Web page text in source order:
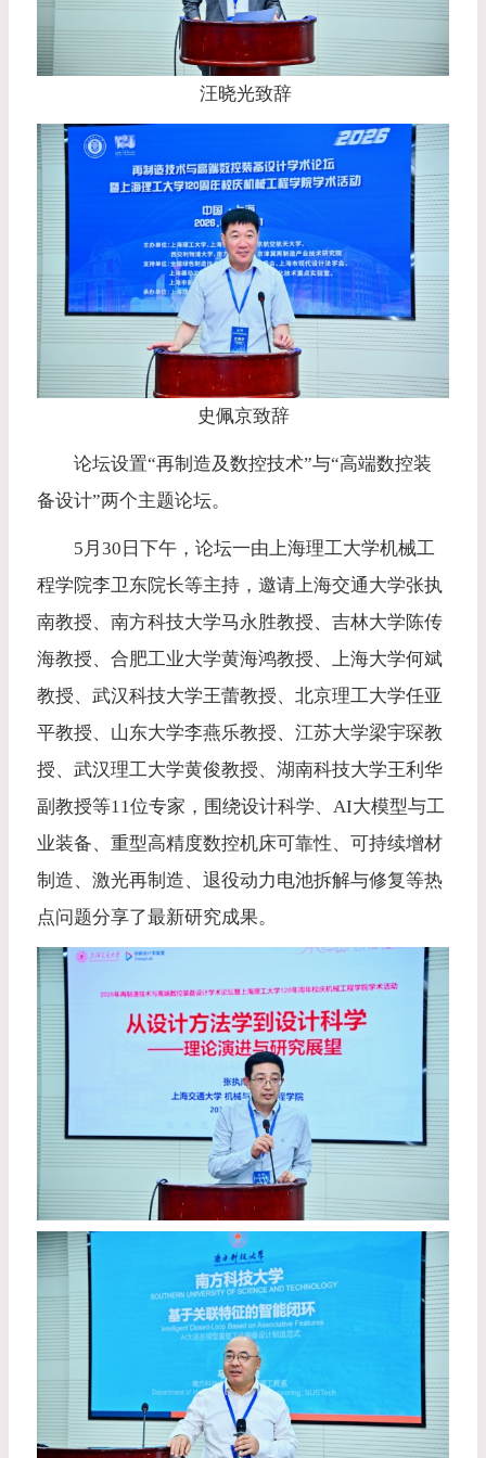
汪晓光致辞
史佩京致辞
论坛设置“再制造及数控技术”与“高端数控装
备设计”两个主题论坛。
5月30日下午，论坛一由上海理工大学机械工
程学院李卫东院长等主持，邀请上海交通大学张执
南教授、南方科技大学马永胜教授、吉林大学陈传
海教授、合肥工业大学黄海鸿教授、上海大学何斌
教授、武汉科技大学王蕾教授、北京理工大学任亚
平教授、山东大学李燕乐教授、江苏大学梁宇琛教
授、武汉理工大学黄俊教授、湖南科技大学王利华
副教授等11位专家，围绕设计科学、AI大模型与工
业装备、重型高精度数控机床可靠性、可持续增材
制造、激光再制造、退役动力电池拆解与修复等热
点问题分享了最新研究成果。